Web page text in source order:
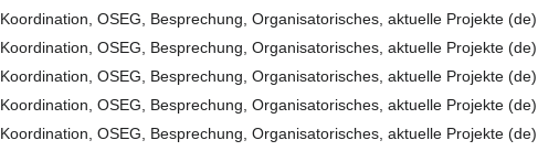
Koordination, OSEG, Besprechung, Organisatorisches, aktuelle Projekte (de)
Koordination, OSEG, Besprechung, Organisatorisches, aktuelle Projekte (de)
Koordination, OSEG, Besprechung, Organisatorisches, aktuelle Projekte (de)
Koordination, OSEG, Besprechung, Organisatorisches, aktuelle Projekte (de)
Koordination, OSEG, Besprechung, Organisatorisches, aktuelle Projekte (de)